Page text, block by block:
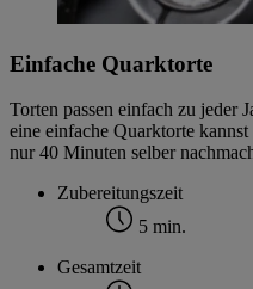
Einfache Quarktorte
Torten passen einfach zu jeder
eine einfache Quarktorte
nur 40 Minuten selber
Zubereitungszeit
5 min.
Gesamtzeit